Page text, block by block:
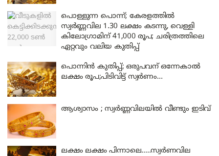
പൊള്ളുന്ന പൊന്ന്; കേരളത്തിൽ
സ്വർണ്ണവില 1.30 ലക്ഷം കടന്നു, വെള്ളി
കിലോഗ്രാമിന് 41,000 രൂപ; ചരിത്രത്തിലെ
ഏറ്റവും വലിയ കുതിപ്പ്
പൊന്നിൻ കുതിപ്പ്; ഒരുപവന് ഒന്നേകാൽ
ലക്ഷം രൂപ;പിടിവിട്ട് സ്വർണം…
ആശ്വാസം ; സ്വർണ്ണവിലയിൽ വീണ്ടും ഇടിവ്
ലക്ഷം ലക്ഷം പിന്നാലെ…..സ്വർണവില